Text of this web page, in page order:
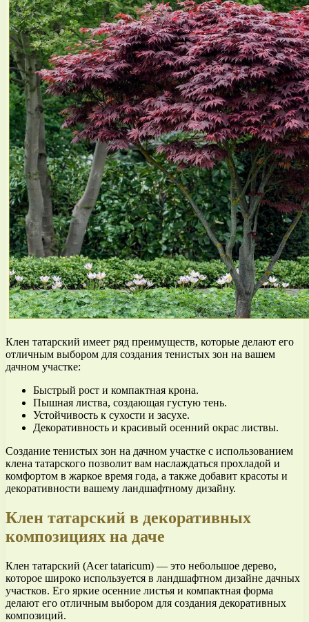
Клен татарский имеет ряд преимуществ, которые делают его
отличным выбором для создания тенистых зон на вашем
дачном участке:
Быстрый рост и компактная крона.
Пышная листва, создающая густую тень.
Устойчивость к сухости и засухе.
Декоративность и красивый осенний окрас листвы.
Создание тенистых зон на дачном участке с использованием
клена татарского позволит вам наслаждаться прохладой и
комфортом в жаркое время года, а также добавит красоты и
декоративности вашему ландшафтному дизайну.
Клен татарский в декоративных
композициях на даче
Клен татарский (Acer tataricum) — это небольшое дерево,
которое широко используется в ландшафтном дизайне дачных
участков. Его яркие осенние листья и компактная форма
делают его отличным выбором для создания декоративных
композиций.